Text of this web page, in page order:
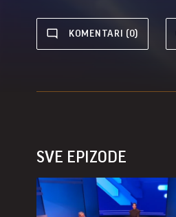
KOMENTARI (0)
SVE EPIZODE